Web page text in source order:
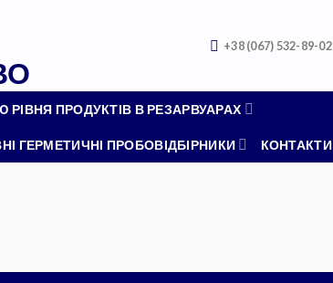
+38 (067) 532-89-02
ПРОДУКТІВ В РЕЗАРВУАРАХ
ГЕРМЕТИЧНІ ПРОБОВІДБІРНИКИ КОНТАКТИ